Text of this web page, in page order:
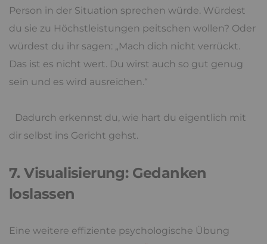
Person in der Situation sprechen würde. Würdest
du sie zu Höchstleistungen peitschen wollen? Oder
würdest du ihr sagen: „Mach dich nicht verrückt.
Das ist es nicht wert. Du wirst auch so gut genug
sein und es wird ausreichen.“
Dadurch erkennst du, wie hart du eigentlich mit
dir selbst ins Gericht gehst.
7. Visualisierung: Gedanken
loslassen
Eine weitere effiziente psychologische Übung